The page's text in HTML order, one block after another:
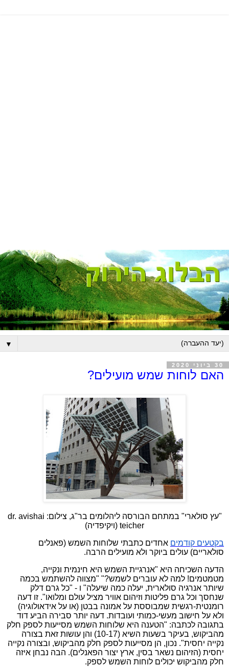
▼
30 ביוני 2020
האם לוחות שמש מועילים?
"עץ סולארי" במתחם הבורסה ליהלומים בר"ג, צילום: dr. avishai
teicher (ויקיפדיה)
בקטעים קודמים אחדים כתבתי שלוחות השמש (פאנלים
סולאריים) עולים ביוקר ולא מועילים הרבה.
הדעה השכיחה היא "אנרגיית השמש היא חינמית ונקייה,
מטמטמים! למה לא עוברים לשמש?" "מצווה להשתמש בכמה
שיותר אנרגיה סולארית, יעלה כמה שיעלה" ו - "כל גרם דלק
שנחסך וכל גרם פליטות וזיהום אוויר מציל עולם ומלואו". זו דעה
רומנטית-רגשית שמבוססת על אמונה בבטן (או על אידאולוגיה)
ולא על חישוב מעשי-כמותי ועובדות. דעה יותר סבירה הביע דוד
בתגובה לכתבה: "הטענה היא שלוחות השמש מסייעות לספק חלק
מהביקוש, בעיקר בשעות השיא (10-17) והן עושות זאת בצורה
נקייה יחסית". נכון, הן מסייעות לספק חלק מהביקוש, ובצורה נקייה
יחסית (הזיהום נשאר בסין, ארץ יצור הפאנלים). הבה נבחן איזה
חלק מהביקוש יכולים לוחות השמש לספק.